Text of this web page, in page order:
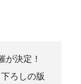
が決定！
ろしの版